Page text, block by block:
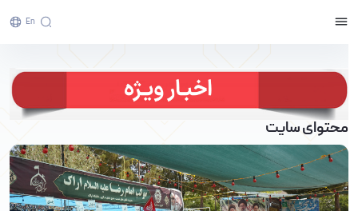
En
صفحه اصلی - پرتال خبری دانشگاه اراک
محتوای سایت